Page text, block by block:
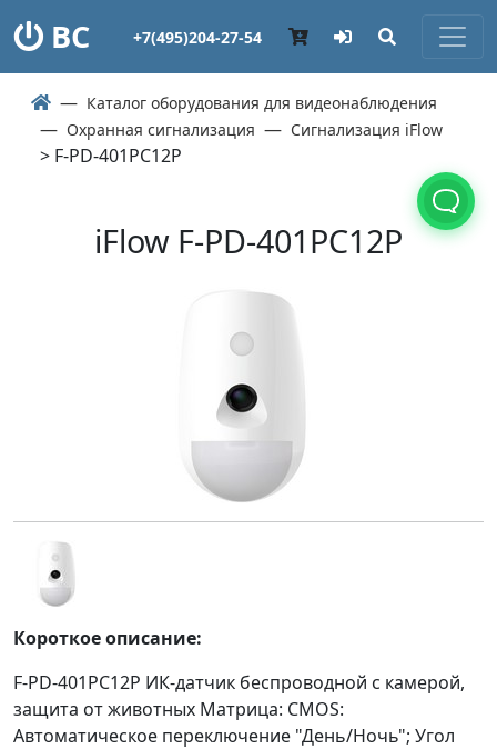
ВС +7(495)204-27-54
Каталог оборудования для видеонаблюдения
Охранная сигнализация
Сигнализация iFlow
> F-PD-401PC12P
iFlow F-PD-401PC12P
Короткое описание:
F-PD-401PC12P ИК-датчик беспроводной с камерой,
защита от животных Матрица: CMOS:
Автоматическое переключение "День/Ночь"; Угол